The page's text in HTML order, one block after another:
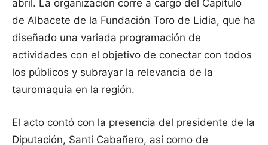
abril. La organización corre a cargo del Capítulo
de Albacete de la Fundación Toro de Lidia, que ha
diseñado una variada programación de
actividades con el objetivo de conectar con todos
los públicos y subrayar la relevancia de la
tauromaquia en la región.
El acto contó con la presencia del presidente de la
Diputación, Santi Cabañero, así como de